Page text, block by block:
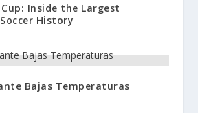
Cup: Inside the Largest
History
Bajas Temperaturas